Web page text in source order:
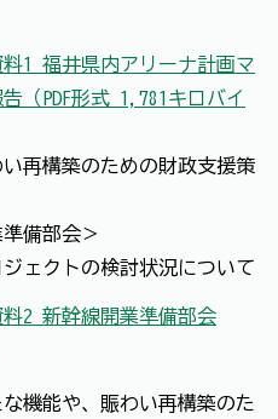
料1 福井県内アリーナ計画マ
（PDF形式 1,781キロバイ
ための財政支援策
部会＞
検討状況について
料2 新幹線開業準備部会
機能や、賑わい再構築のた